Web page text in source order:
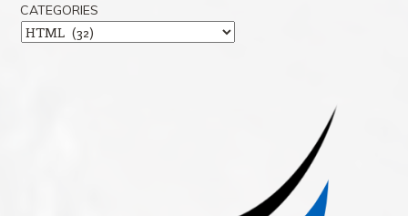
CATEGORIES
Categories